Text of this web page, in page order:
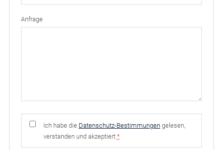
Anfrage
Ich habe die Datenschutz-Bestimmungengelesen,
verstanden und akzeptiert *